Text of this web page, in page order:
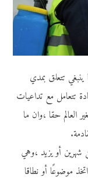
ينبغي تتعلق بمدي
تتعامل مع تداعيات
العالم حقا ،وان ما
شهرين أو يزيد ،وهي
موضوعًا أو نطاقا